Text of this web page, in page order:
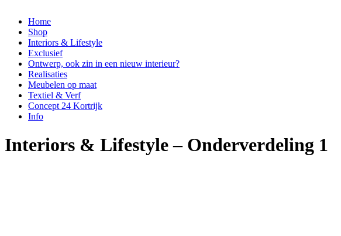
Home
Shop
Interiors & Lifestyle
Exclusief
Ontwerp, ook zin in een nieuw interieur?
Realisaties
Meubelen op maat
Textiel & Verf
Concept 24 Kortrijk
Info
Interiors & Lifestyle – Onderverdeling 1